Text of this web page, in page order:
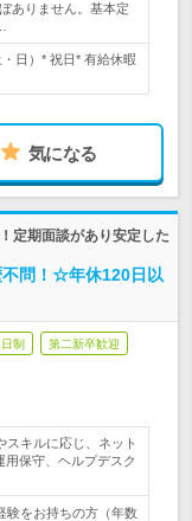
ありません。基本定
日）* 祝日* 有給休暇
気になる
定期面談があり安定した
不問！☆年休120日以
制 第二新卒歓迎
キルに応じ、ネット
保守、ヘルプデスク
験をお持ちの方（年数